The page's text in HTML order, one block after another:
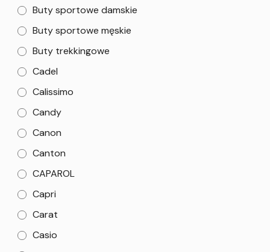
Buty sportowe damskie
Buty sportowe męskie
Buty trekkingowe
Cadel
Calissimo
Candy
Canon
Canton
CAPAROL
Capri
Carat
Casio